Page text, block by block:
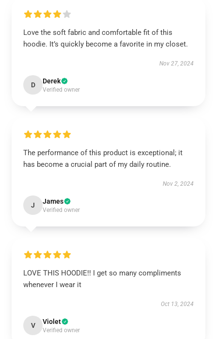
Love the soft fabric and comfortable fit of this
hoodie. It’s quickly become a favorite in my closet.
Nov 27, 2024
D Derek
Verified owner
The performance of this product is exceptional; it
has become a crucial part of my daily routine.
Nov 2, 2024
J James
Verified owner
LOVE THIS HOODIE!! I get so many compliments
whenever I wear it
Oct 13, 2024
V Violet
Verified owner